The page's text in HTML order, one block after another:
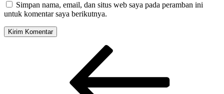
Simpan nama, email, dan situs web saya pada peramban ini
untuk komentar saya berikutnya.